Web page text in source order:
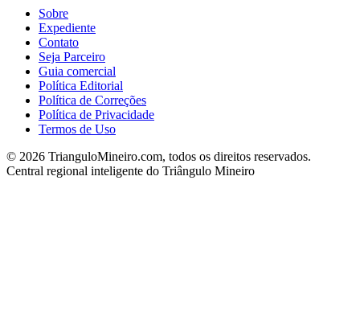
Sobre
Expediente
Contato
Seja Parceiro
Guia comercial
Política Editorial
Política de Correções
Política de Privacidade
Termos de Uso
© 2026 TrianguloMineiro.com, todos os direitos reservados.
Central regional inteligente do Triângulo Mineiro